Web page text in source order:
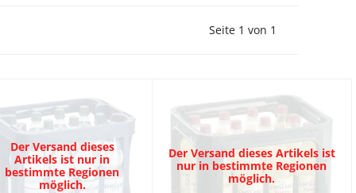
Vorherige Seite
Seite 1 von 1
Der Versand dieses
Artikels ist nur in
bestimmte Regionen
möglich.
Der Versand dieses Artikels ist
nur in bestimmte Regionen
möglich.